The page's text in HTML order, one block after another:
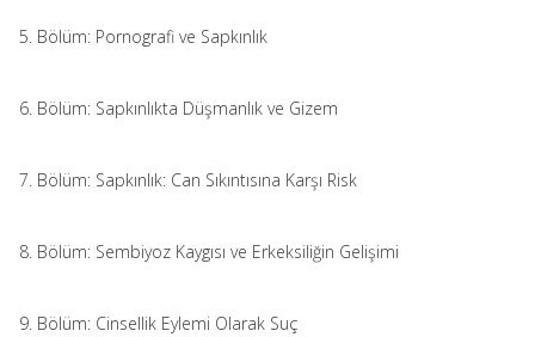
5. Bölüm: Pornografi ve Sapkınlık
6. Bölüm: Sapkınlıkta Düşmanlık ve Gizem
7. Bölüm: Sapkınlık: Can Sıkıntısına Karşı Risk
8. Bölüm: Sembiyoz Kaygısı ve Erkeksiliğin Gelişimi
9. Bölüm: Cinsellik Eylemi Olarak Suç